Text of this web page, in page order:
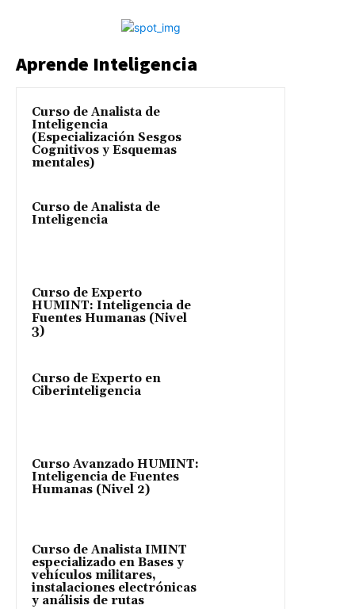
Aprende Inteligencia
Curso de Analista de
Inteligencia
(Especialización Sesgos
Cognitivos y Esquemas
mentales)
Curso de Analista de
Inteligencia
Curso de Experto
HUMINT: Inteligencia de
Fuentes Humanas (Nivel
3)
Curso de Experto en
Ciberinteligencia
Curso Avanzado HUMINT:
Inteligencia de Fuentes
Humanas (Nivel 2)
Curso de Analista IMINT
especializado en Bases y
vehículos militares,
instalaciones electrónicas
y análisis de rutas